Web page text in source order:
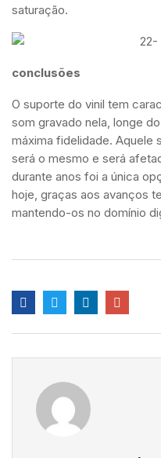
saturação.
conclusões
O suporte do vinil tem
som gravado nela, longe
máxima fidelidade. Aquele
será o mesmo e será
durante anos foi a única
hoje, graças aos avanços
mantendo-os no domínio